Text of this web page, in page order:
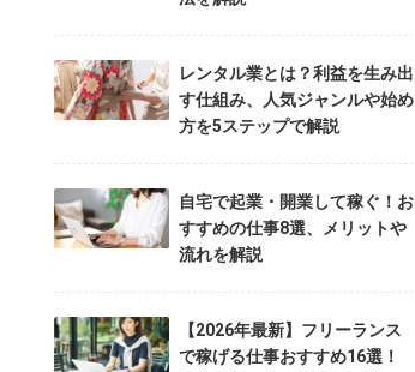
レンタル業とは？利益を生み出
す仕組み、人気ジャンルや始め
方を5ステップで解説
自宅で起業・開業して稼ぐ！お
すすめの仕事8選、メリットや
流れを解説
【2026年最新】フリーランス
で稼げる仕事おすすめ16選！